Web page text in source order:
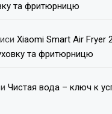
та фритюрницю
Xiaomi Smart Air Fryer
та фритюрницю
Чистая вода – ключ к